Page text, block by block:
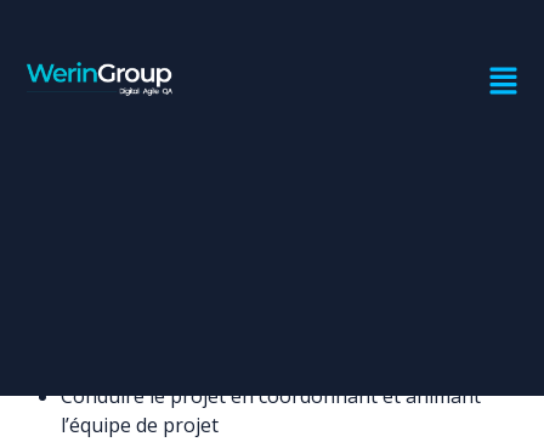
Contrat:Freelance
Casablanca
Conduire le projet en coordonnant et animant
l’équipe de projet